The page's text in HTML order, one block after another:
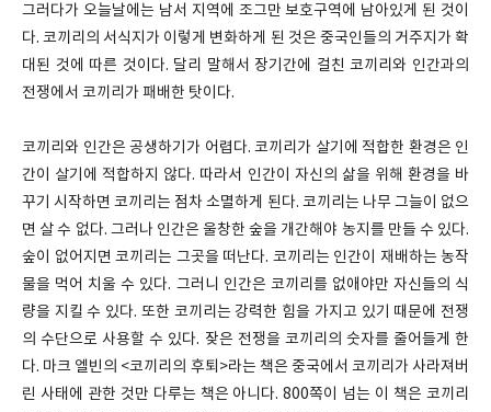
그러다가 오늘날에는 남서 지역에 조그만 보호구역에 남아있게 된 것이
다. 코끼리의 서식지가 이렇게 변화하게 된 것은 중국인들의 거주지가 확
대된 것에 따른 것이다. 달리 말해서 장기간에 걸친 코끼리와 인간과의
전쟁에서 코끼리가 패배한 탓이다.
코끼리와 인간은 공생하기가 어렵다. 코끼리가 살기에 적합한 환경은 인
간이 살기에 적합하지 않다. 따라서 인간이 자신의 삶을 위해 환경을 바
꾸기 시작하면 코끼리는 점차 소멸하게 된다. 코끼리는 나무 그늘이 없으
면 살 수 없다. 그러나 인간은 울창한 숲을 개간해야 농지를 만들 수 있다.
숲이 없어지면 코끼리는 그곳을 떠난다. 코끼리는 인간이 재배하는 농작
물을 먹어 치울 수 있다. 그러니 인간은 코끼리를 없애야만 자신들의 식
량을 지킬 수 있다. 또한 코끼리는 강력한 힘을 가지고 있기 때문에 전쟁
의 수단으로 사용할 수 있다. 잦은 전쟁을 코끼리의 숫자를 줄어들게 한
다. 마크 엘빈의 <코끼리의 후퇴>라는 책은 중국에서 코끼리가 사라져버
린 사태에 관한 것만 다루는 책은 아니다. 800쪽이 넘는 이 책은 코끼리